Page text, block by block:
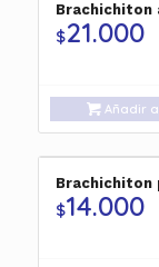
Brachichiton
$21.000
Añadir
Brachichiton
$14.000